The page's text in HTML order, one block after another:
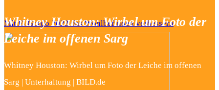
Mit El Gordo 2023 das Wohlbefinden verbessern
Whitney Houston: Wirbel um Foto der
Leiche im offenen Sarg
Whitney Houston: Wirbel um Foto der Leiche im offenen
Sarg | Unterhaltung | BILD.de